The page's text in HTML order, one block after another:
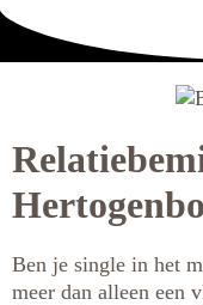
Ben je single in het
meer dan alleen een